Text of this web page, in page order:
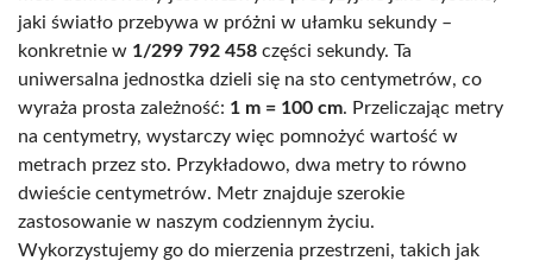
jaki światło przebywa w próżni w ułamku sekundy –
konkretnie w 1/299 792 458 części sekundy. Ta
uniwersalna jednostka dzieli się na sto centymetrów, co
wyraża prosta zależność: 1 m = 100 cm. Przeliczając metry
na centymetry, wystarczy więc pomnożyć wartość w
metrach przez sto. Przykładowo, dwa metry to równo
dwieście centymetrów. Metr znajduje szerokie
zastosowanie w naszym codziennym życiu.
Wykorzystujemy go do mierzenia przestrzeni, takich jak